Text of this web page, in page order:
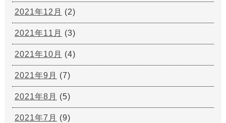
2021年12月 (2)
2021年11月 (3)
2021年10月 (4)
2021年9月 (7)
2021年8月 (5)
2021年7月 (9)